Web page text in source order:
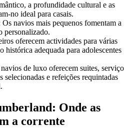
a profundidade cultural e as
no ideal para casais.
Os navios mais pequenos fomentam a
personalizado.
oferecem actividades para várias
histórica adequada para adolescentes
de luxo oferecem suites, serviço
selecionadas e refeições requintadas
Onde as
a corrente